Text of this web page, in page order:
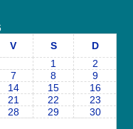
V S D
1
2
7 8
9
14 15
16
21 22
23
28 29
30